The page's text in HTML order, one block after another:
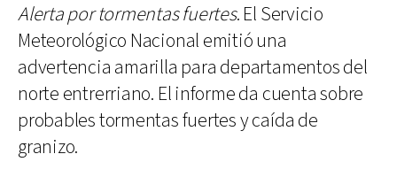
Alerta por tormentas fuertes. El Servicio
Meteorológico Nacional emitió una
advertencia amarilla para departamentos del
norte entrerriano. El informe da cuenta sobre
probables tormentas fuertes y caída de
granizo.